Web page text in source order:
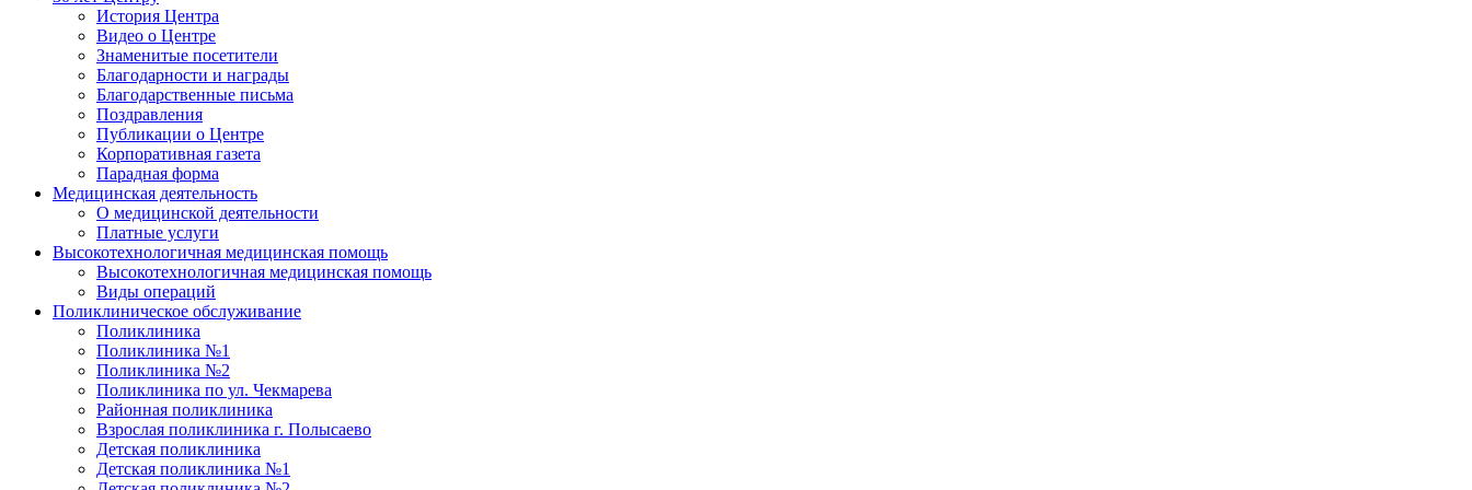
История Центра
Видео о Центре
Знаменитые посетители
Благодарности и награды
Благодарственные письма
Поздравления
Публикации о Центре
Корпоративная газета
Парадная форма
Медицинская деятельность
О медицинской деятельности
Платные услуги
Высокотехнологичная медицинская помощь
Высокотехнологичная медицинская помощь
Виды операций
Поликлиническое обслуживание
Поликлиника
Поликлиника №1
Поликлиника №2
Поликлиника по ул. Чекмарева
Районная поликлиника
Взрослая поликлиника г. Полысаево
Детская поликлиника
Детская поликлиника №1